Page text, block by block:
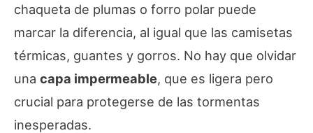
chaqueta de plumas o forro polar puede
marcar la diferencia, al igual que las camisetas
térmicas, guantes y gorros. No hay que olvidar
una capa impermeable, que es ligera pero
crucial para protegerse de las tormentas
inesperadas.